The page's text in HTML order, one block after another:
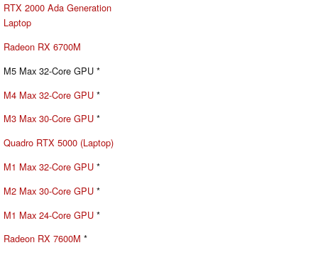
RTX 2000 Ada Generation
Laptop
Radeon RX 6700M
M5 Max 32-Core GPU *
M4 Max 32-Core GPU *
M3 Max 30-Core GPU *
Quadro RTX 5000 (Laptop)
M1 Max 32-Core GPU *
M2 Max 30-Core GPU *
M1 Max 24-Core GPU *
Radeon RX 7600M *